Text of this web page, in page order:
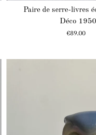
Paire de serre-livres
Déco 1950
Prix
€89.00